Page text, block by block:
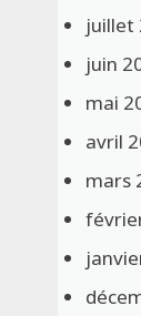
juillet
juin
mai
avril
mars